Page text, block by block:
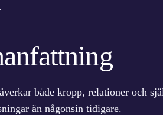
både kropp, relationer och
än någonsin tidigare.